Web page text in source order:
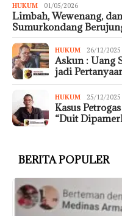
HUKUM 01/05/2026
Limbah, Wewenang,
Sumurkondang
HUKUM 26/12/2025
Askun : Uang
jadi
HUKUM 25/12/2025
Kasus
“Duit
BERITA POPULER